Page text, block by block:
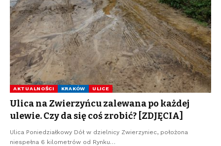
AKTUALNOŚCI KRAKÓW ULICE
Ulica na Zwierzyńcu zalewana po każdej
ulewie. Czy da się coś zrobić? [ZDJĘCIA]
Ulica Poniedziałkowy Dół w dzielnicy Zwierzyniec, położona
niespełna 6 kilometrów od Rynku…